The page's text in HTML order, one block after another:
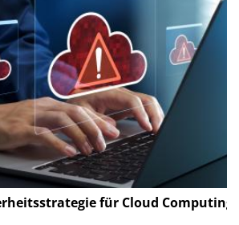
für Cloud Computing?